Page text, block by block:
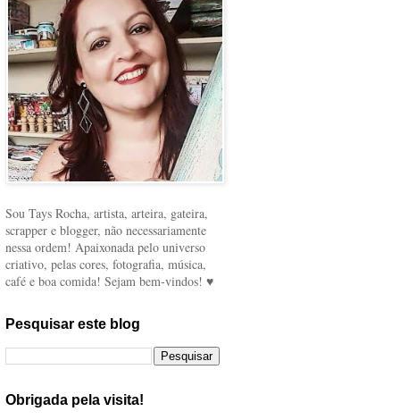
Sou Tays Rocha, artista, arteira, gateira,
scrapper e blogger, não necessariamente
nessa ordem! Apaixonada pelo universo
criativo, pelas cores, fotografia, música,
café e boa comida! Sejam bem-vindos! ♥
Pesquisar este blog
Obrigada pela visita!